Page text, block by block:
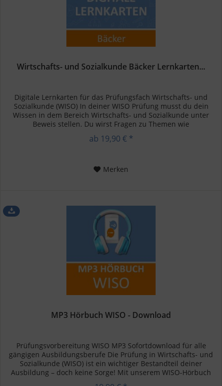
Wirtschafts- und Sozialkunde Bäcker Lernkarten...
Digitale Lernkarten für das Prüfungsfach Wirtschafts- und
Sozialkunde (WISO) In deiner WISO Prüfung musst du dein
Wissen in dem Bereich Wirtschafts- und Sozialkunde unter
Beweis stellen. Du wirst Fragen zu Themen wie
Betriebswirtschaft,...
ab 19,90 € *
Merken
MP3 Hörbuch WISO - Download
Prüfungsvorbereitung WISO MP3 Sofortdownload für alle
gängigen Ausbildungsberufe Die Prüfung in Wirtschafts- und
Sozialkunde (WISO) ist ein wichtiger Bestandteil deiner
Ausbildung – doch keine Sorge! Mit unserem WISO-Hörbuch
kannst du...